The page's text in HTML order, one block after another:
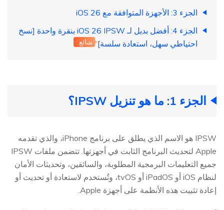
الجزء 3: الأجهزة المتوافقة مع iOS 26
الجزء 4: أفضل بديل لـ iOS 26 IPSW بنقرة واحدة [نسخ
احتياطي سهل، استعادة سلسة]
شائع
الجزء 1: ما هو تنزيل IPSW؟
IPSW هو الاسم الذي يطلق على برنامج iPhone، والذي تقدمه
Apple لتحديث البرنامج الثابت في أجهزتها. تتضمن ملفات IPSW
جميع التعليمات البرمجية المطلوبة، والسائقين، وتحديثات الأمان
لنظام iOS أو iPadOS أو tvOS، وتُستخدم لاستعادة أو تحديث أو
إعادة تثبيت هذه الأنظمة على أجهزة Apple.